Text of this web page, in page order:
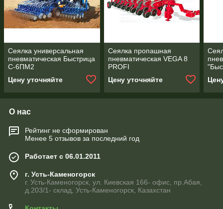
Сеялка универсальная
пневматическая Быстрица
С-6ПМ2
Цену уточняйте
Сеялка пропашная
пневматическая VEGA 8
PROFI
Цену уточняйте
О нас
Рейтинг не сформирован
Менее 5 отзывов за последний год
Работает с 06.01.2011
г. Усть-Каменогорск
г. Усть-Каменогорск, ул. Киевская 166- офис, пр.Абая,
д.203/1- склад, Усть-Каменогорск, Казахстан